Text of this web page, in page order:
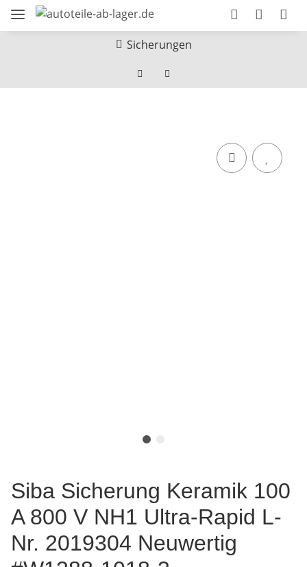
Sicherungen
Siba Sicherung Keramik 100
A 800 V NH1 Ultra-Rapid L-
Nr. 2019304 Neuwertig